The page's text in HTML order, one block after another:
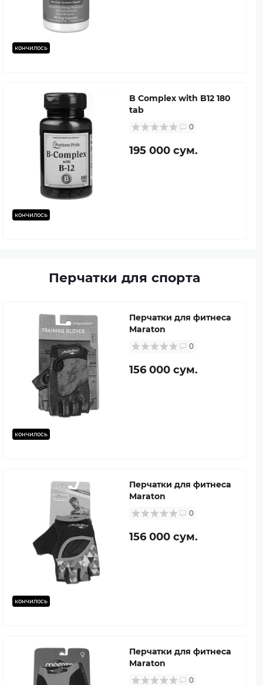
кончилось
кончилось
B Complex with B12 180
tab
0
195 000 сум.
Перчатки для спорта
кончилось
Перчатки для фитнеса
Maraton
0
156 000 сум.
кончилось
Перчатки для фитнеса
Maraton
0
156 000 сум.
Перчатки для фитнеса
Maraton
0